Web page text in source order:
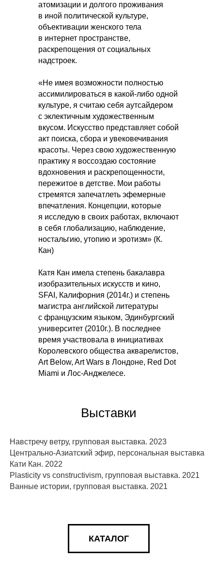
атомизации и долгого проживания
в иной политической культуре,
объективации женского тела
в интернет пространстве,
раскрепощения от социальных
надстроек.
«Не имея возможности полностью
ассимилироваться в какой-либо одной
культуре, я считаю себя аутсайдером
с эклектичным художественным
вкусом. Искусство представляет собой
акт поиска, сбора и увековечивания
красоты. Через свою художественную
практику я воссоздаю состояние
вдохновения и раскрепощенности,
пережитое в детстве. Мои работы
стремятся запечатлеть эфемерные
впечатления. Концепции, которые
я исследую в своих работах, включают
в себя глобализацию, наблюдение,
ностальгию, утопию и эротизм» (К.
Кан)
Катя Кан имела степень бакалавра
изобразительных искусств и кино,
SFAI, Калифорния (2014г.) и степень
магистра английской литературы
с французским языком, Эдинбургский
университет (2010г.). В последнее
время участвовала в инициативах
Королевского общества акварелистов,
Art Below, Art Wars в Лондоне, Red Dot
Miami и Лос-Анджелесе.
Выставки
Навстречу ветру, групповая выставка. 2023
Центрально-Азиатский эфир, персональная выставка
Кати Кан. 2022
Plasticity vs constructivism, групповая выставка. 2021
Ванные истории, групповая выставка. 2021
КАТАЛОГ